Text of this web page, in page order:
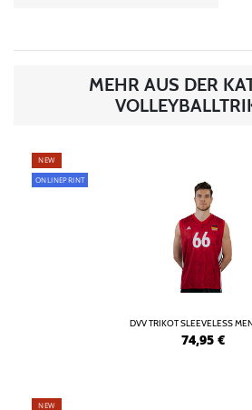
MEHR AUS DER
NEW
ONLINEPRINT
DVV TRIKOT SLEEVELESS
74,95 €
NEW